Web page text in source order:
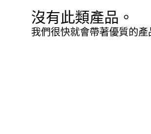
沒有此類產品。
我們很快就會帶著優質的產